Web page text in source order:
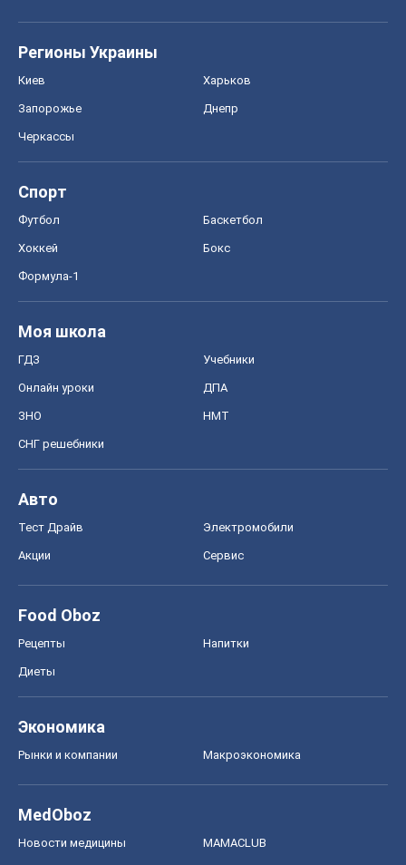
Регионы Украины
Киев Харьков
Запорожье Днепр
Черкассы
Спорт
Футбол Баскетбол
Хоккей Бокс
Формула-1
Моя школа
ГДЗ Учебники
Онлайн уроки ДПА
ЗНО НМТ
СНГ решебники
Авто
Тест Драйв Электромобили
Акции Сервис
Food Oboz
Рецепты Напитки
Диеты
Экономика
Рынки и компании Mакроэкономика
MedOboz
Новости медицины MAMACLUB